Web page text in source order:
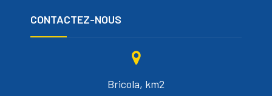
CONTACTEZ-NOUS
Bricola, km2